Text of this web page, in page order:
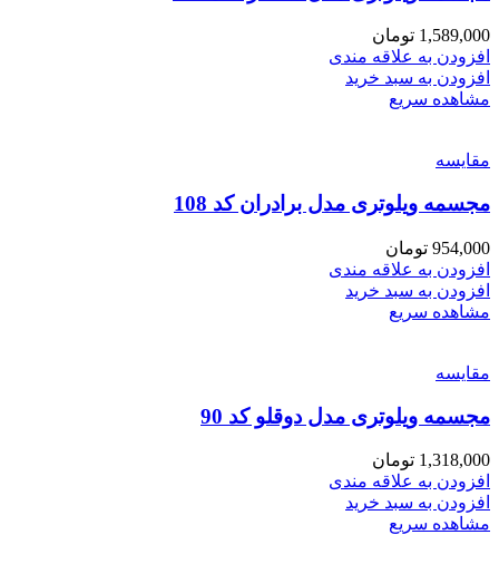
1,589,000 تومان
افزودن به علاقه مندی
افزودن به سبد خرید
مشاهده سریع
مقایسه
مجسمه ویلوتری مدل برادران کد 108
954,000 تومان
افزودن به علاقه مندی
افزودن به سبد خرید
مشاهده سریع
مقایسه
مجسمه ویلوتری مدل دوقلو کد 90
1,318,000 تومان
افزودن به علاقه مندی
افزودن به سبد خرید
مشاهده سریع